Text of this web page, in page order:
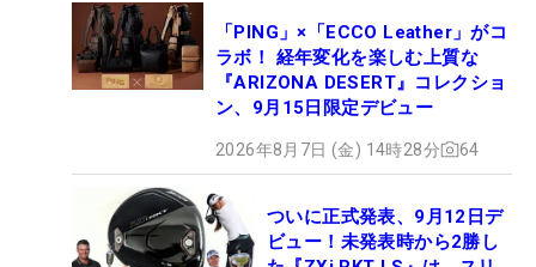
「PING」×「ECCO Leather」がコ
ラボ！ 経年変化を楽しむ上質な
『ARIZONA DESERT』コレクショ
ン、9月15日限定デビュー
2026年8月7日 (金) 14時28分 64
ついに正式発表、9月12日デ
ビュー！未発表時から2勝し